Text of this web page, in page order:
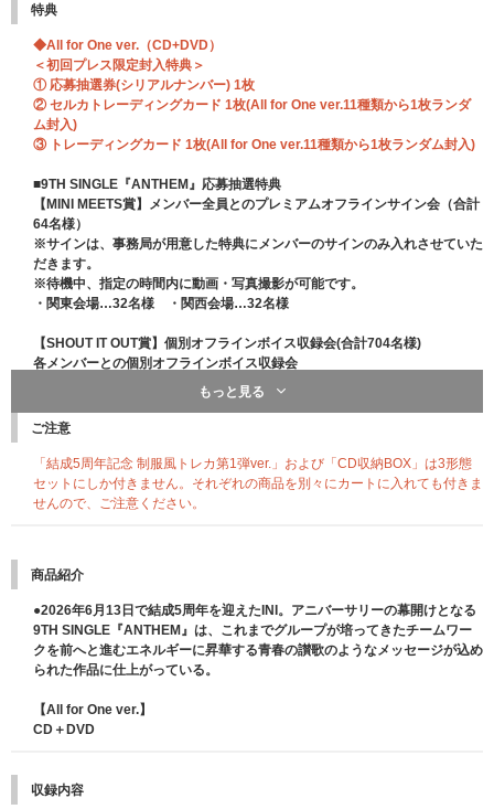
特典
◆All for One ver.（CD+DVD）
＜初回プレス限定封入特典＞
① 応募抽選券(シリアルナンバー) 1枚
② セルカトレーディングカード 1枚(All for One ver.11種類から1枚ランダ
ム封入)
③ トレーディングカード 1枚(All for One ver.11種類から1枚ランダム封入)
■9TH SINGLE『ANTHEM』応募抽選特典
【MINI MEETS賞】メンバー全員とのプレミアムオフラインサイン会（合計
64名様）
※サインは、事務局が用意した特典にメンバーのサインのみ入れさせていた
だきます。
※待機中、指定の時間内に動画・写真撮影が可能です。
・関東会場…32名様 ・関西会場…32名様
【SHOUT IT OUT賞】個別オフラインボイス収録会(合計704名様)
各メンバーとの個別オフラインボイス収録会
※ボイス収録会は、お客様のスマートフォン端末にボイスメッセージを録音
※メッセージは、各メンバー考案の内容をお客様にお選びいただきます。お
らかじめご了承ください。
・関東会場…各メンバー32名様／合計352名様 ・関西会場…各メンバー3
・関東会場…各メンバー32名／合計352名様 ・関西会場…各メンバー32
名／合計352名様
【B賞】個別オフライントーク会(合計5,500名様)
各メンバーとの個別オフライントーク会
・関東会場…各メンバー250名／合計2,750名様 ・関西会場…各メンバー2
50名／合計2,750名様
┗ 【MINI MEETS賞】【SHOUT IT OUT賞】【A賞】【B賞】開催日
・関東会場…2026年10月18日(日)開催予定 ・関西会場…2026年10月17日
【C賞】個別オンラインサイン会(合計352名様)
もっと見る
ご注意
「結成5周年記念 制服風トレカ第1弾ver.」および「CD収納BOX」は3形態
セットにしか付きません。それぞれの商品を別々にカートに入れても付きま
せんので、ご注意ください。
商品紹介
●2026年6月13日で結成5周年を迎えたINI。アニバーサリーの幕開けとなる
9TH SINGLE『ANTHEM』は、これまでグループが培ってきたチームワー
クを前へと進むエネルギーに昇華する青春の讃歌のようなメッセージが込め
られた作品に仕上がっている。
【All for One ver.】
CD＋DVD
収録内容